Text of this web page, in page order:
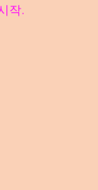
작.